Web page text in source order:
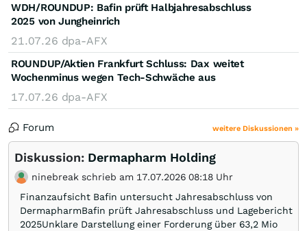
WDH/ROUNDUP: Bafin prüft Halbjahresabschluss
2025 von Jungheinrich
21.07.26 dpa-AFX
ROUNDUP/Aktien Frankfurt Schluss: Dax weitet
Wochenminus wegen Tech-Schwäche aus
17.07.26 dpa-AFX
Forum weitere Diskussionen »
Diskussion: Dermapharm Holding
ninebreak schrieb am 17.07.2026 08:18 Uhr
Finanzaufsicht Bafin untersucht Jahresabschluss von
DermapharmBafin prüft Jahresabschluss und Lagebericht
2025Unklare Darstellung einer Forderung über 63,2 Mio